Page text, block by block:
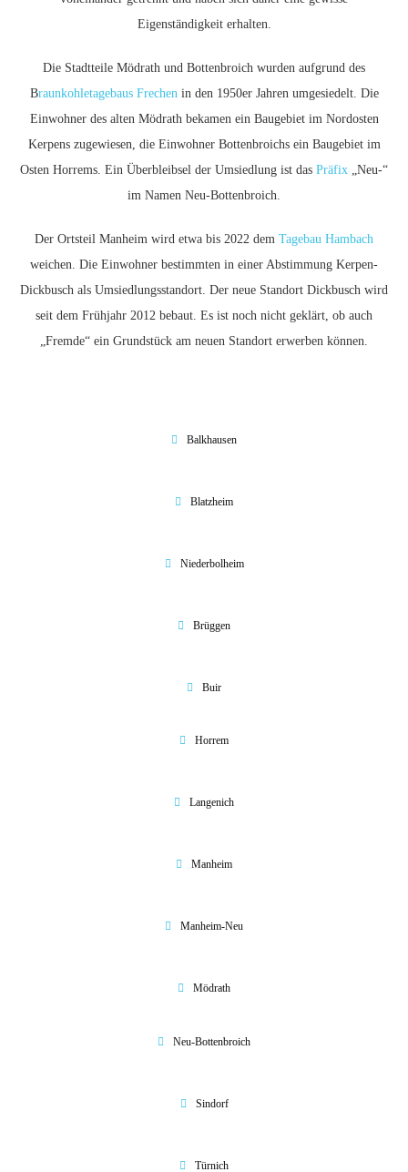
Eigenständigkeit erhalten.
Die Stadtteile Mödrath und Bottenbroich wurden aufgrund des
Braunkohletagebaus Frechen in den 1950er Jahren umgesiedelt. Die
Einwohner des alten Mödrath bekamen ein Baugebiet im Nordosten
Kerpens zugewiesen, die Einwohner Bottenbroichs ein Baugebiet im
Osten Horrems. Ein Überbleibsel der Umsiedlung ist das Präfix „Neu-“
im Namen Neu-Bottenbroich.
Der Ortsteil Manheim wird etwa bis 2022 dem Tagebau Hambach
weichen. Die Einwohner bestimmten in einer Abstimmung Kerpen-
Dickbusch als Umsiedlungsstandort. Der neue Standort Dickbusch wird
seit dem Frühjahr 2012 bebaut. Es ist noch nicht geklärt, ob auch
„Fremde“ ein Grundstück am neuen Standort erwerben können.
Balkhausen
Blatzheim
Niederbolheim
Brüggen
Buir
Horrem
Langenich
Manheim
Manheim-Neu
Mödrath
Neu-Bottenbroich
Sindorf
Türnich